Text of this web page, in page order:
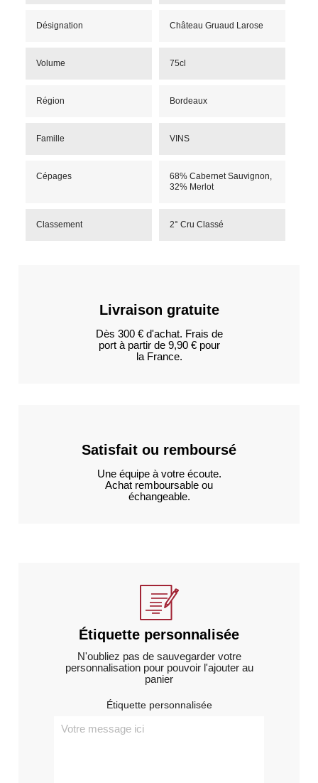
Désignation Château Gruaud Larose
Volume 75cl
Région Bordeaux
Famille VINS
Cépages
68% Cabernet Sauvignon,
32% Merlot
Classement 2° Cru Classé
Livraison gratuite
Dès 300 € d'achat. Frais de
port à partir de 9,90 € pour
la France.
Satisfait ou remboursé
Une équipe à votre écoute.
Achat remboursable ou
échangeable.
Étiquette personnalisée
N'oubliez pas de sauvegarder votre
personnalisation pour pouvoir l'ajouter au
panier
Étiquette personnalisée